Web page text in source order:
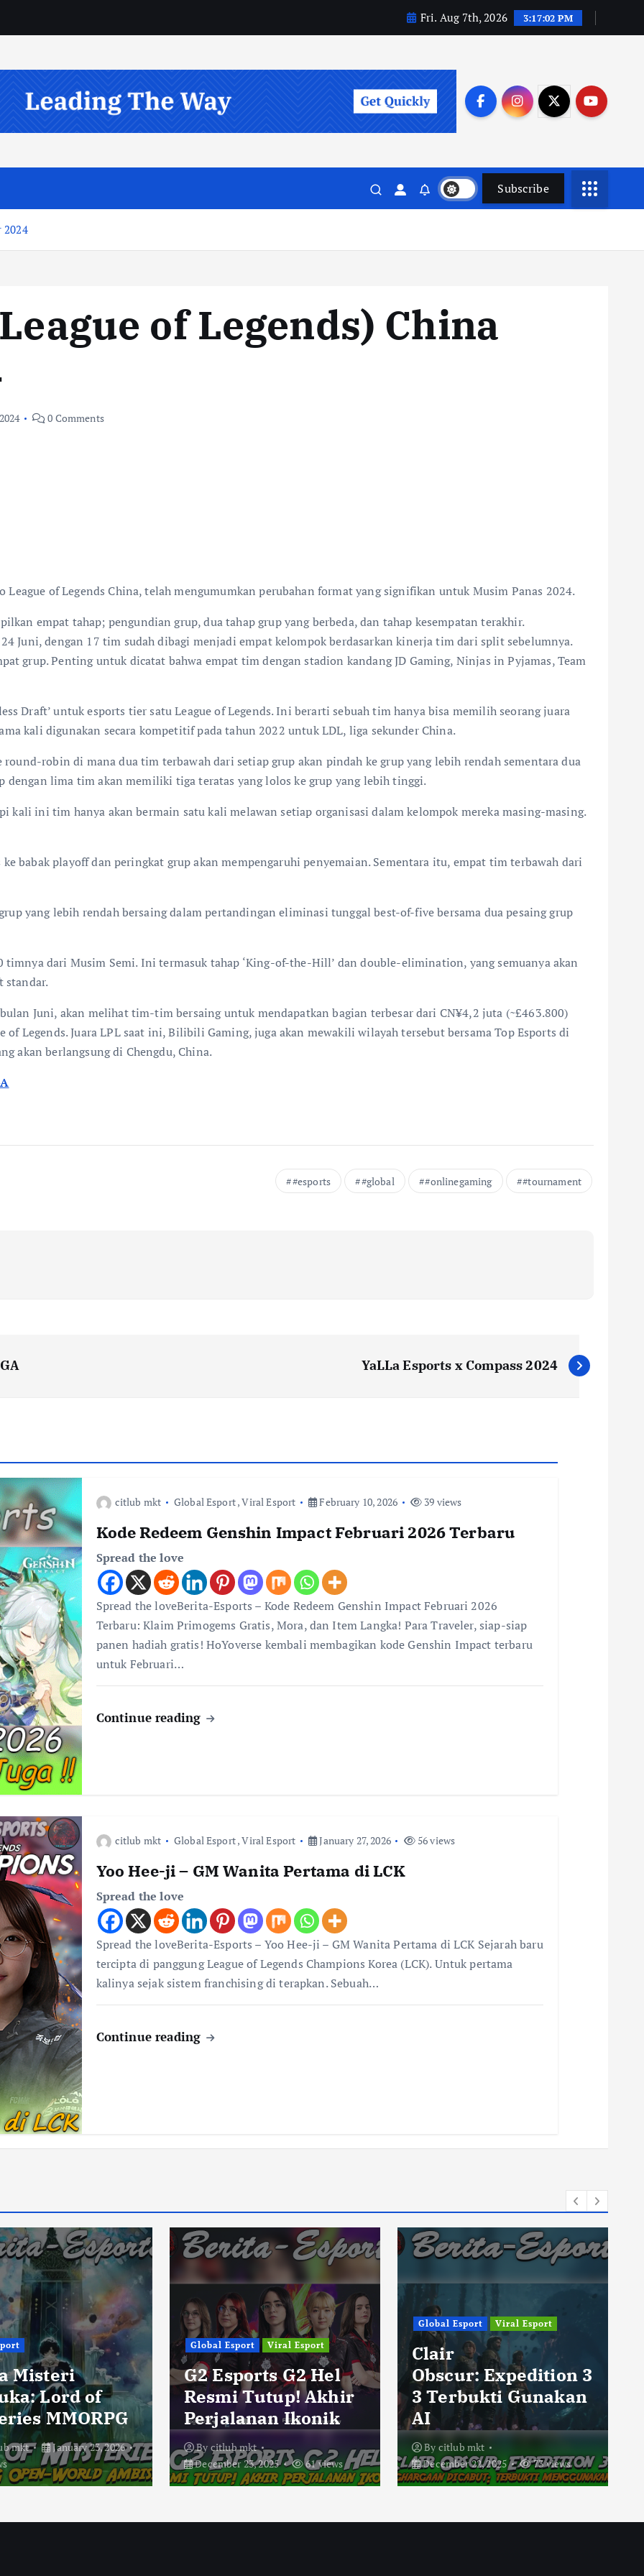
Fri. Aug 7th, 2026 3:17:04 PM
Subscribe
2024
of Legends) China
0 Comments
League of Legends China, telah mengumumkan perubahan format yang signifikan untuk Musim Panas 2024.
empat tahap; pengundian grup, dua tahap grup yang berbeda, dan tahap kesempatan terakhir.
Juni, dengan 17 tim sudah dibagi menjadi empat kelompok berdasarkan kinerja tim dari split sebelumnya.
grup. Penting untuk dicatat bahwa empat tim dengan stadion kandang JD Gaming, Ninjas in Pyjamas, Team
Draft’ untuk esports tier satu League of Legends. Ini berarti sebuah tim hanya bisa memilih seorang juara
kali digunakan secara kompetitif pada tahun 2022 untuk LDL, liga sekunder China.
robin di mana dua tim terbawah dari setiap grup akan pindah ke grup yang lebih rendah sementara dua
dengan lima tim akan memiliki tiga teratas yang lolos ke grup yang lebih tinggi.
kali ini tim hanya akan bermain satu kali melawan setiap organisasi dalam kelompok mereka masing-masing.
babak playoff dan peringkat grup akan mempengaruhi penyemaian. Sementara itu, empat tim terbawah dari
yang lebih rendah bersaing dalam pertandingan eliminasi tunggal best-of-five bersama dua pesaing grup
dari Musim Semi. Ini termasuk tahap ‘King-of-the-Hill’ dan double-elimination, yang semuanya akan
standar.
Juni, akan melihat tim-tim bersaing untuk mendapatkan bagian terbesar dari CN¥4,2 juta (~£463.800)
Legends. Juara LPL saat ini, Bilibili Gaming, juga akan mewakili wilayah tersebut bersama Top Esports di
akan berlangsung di Chengdu, China.
#esports #global #onlinegaming #tournament
YaLLa Esports x Compass 2024
citlub mkt Global Esport,Viral Esport February 10, 2026 39 views
Kode Redeem Genshin Impact Februari 2026 Terbaru
Spread the love
Spread the loveBerita-Esports – Kode Redeem Genshin Impact Februari 2026
Terbaru: Klaim Primogems Gratis, Mora, dan Item Langka! Para Traveler, siap-siap
panen hadiah gratis! HoYoverse kembali membagikan kode Genshin Impact terbaru
untuk Februari…
Continue reading
citlub mkt Global Esport,Viral Esport January 27, 2026 56 views
Yoo Hee-ji – GM Wanita Pertama di LCK
Spread the love
Spread the loveBerita-Esports – Yoo Hee-ji – GM Wanita Pertama di LCK Sejarah baru
tercipta di panggung League of Legends Champions Korea (LCK). Untuk pertama
kalinya sejak sistem franchising di terapkan. Sebuah…
Continue reading
Misteri
Lord of
MMORPG
mkt
January 23, 2026
Global Esport Viral Esport
G2 Esports G2 Hel
Resmi Tutup! Akhir
Perjalanan Ikonik
By citlub mkt
December 23, 2025
61 views
Global Esport Viral Esport
Clair
Obscur: Expedition 3
3 Terbukti Gunakan
AI
By citlub mkt
December 22, 2025
73 views